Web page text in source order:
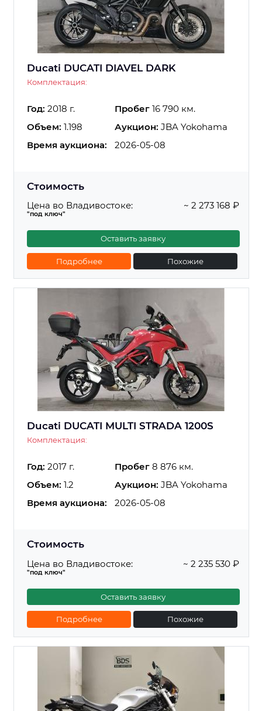
Ducati DUCATI DIAVEL DARK
Комплектация:
Год: 2018 г. Пробег 16 790 км.
Объем: 1.198 Аукцион: JBA Yokohama
Время аукциона:
2026-05-08
Стоимость
Цена во Владивостоке:
"под ключ"
~ 2 273 168 ₽
Оставить заявку
Подробнее Похожие
Ducati DUCATI MULTI STRADA 1200S
Комплектация:
Год: 2017 г. Пробег 8 876 км.
Объем: 1.2 Аукцион: JBA Yokohama
Время аукциона:
2026-05-08
Стоимость
Цена во Владивостоке:
"под ключ"
~ 2 235 530 ₽
Оставить заявку
Подробнее Похожие